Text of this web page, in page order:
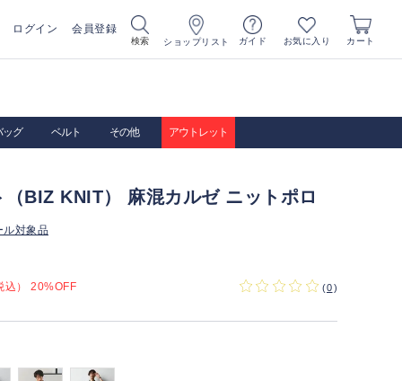
ログイン 会員登録
検索 ショップリスト ガイド お気に入り カート
ッグ ベルト その他 アウトレット
（BIZ KNIT） 麻混カルゼ ニットポロ
ル対象品
込） 20%OFF (0)